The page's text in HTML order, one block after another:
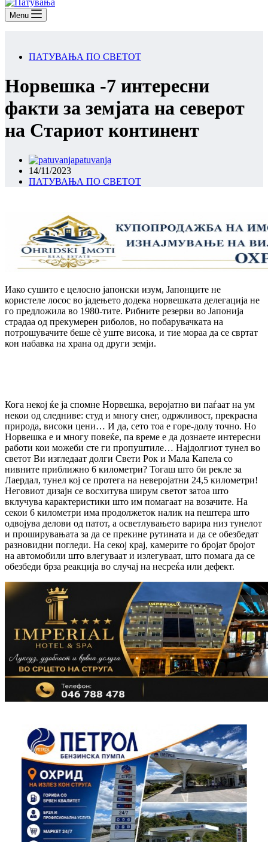
Menu
ПАТУВАЊА ПО СВЕТОТ
Норвешка -7 интересни
факти за земјата на северот
на Стариот континент
patuvanja
14/11/2023
ПАТУВАЊА ПО СВЕТОТ
Иако сушито е целосно јапонски изум, Јапонците не
користеле лосос во јадењето додека норвешката делегација не
го предложила во 1980-тите. Рибните резерви во Јапонија
страдаа од прекумерен риболов, но побарувачката на
потрошувачите беше сè уште висока, и тие мораа да се свртат
кон набавка на храна од други земји.
Кога некој ќе ја спомне Норвешка, веројатно ви паѓаат на ум
некои од следниве: студ и многу снег, одржливост, прекрасна
природа, високи цени… И да, сето тоа е горе-долу точно. Но
Норвешка е и многу повеќе, па време е да дознаете интересни
работи кои можеби сте ги пропуштиле… Најдолгиот тунел во
светот Ви изгледаат долги Свети Рок и Мала Капела со
нивните приближно 6 километри? Тогаш што би рекле за
Лаердал, тунел кој се протега на неверојатни 24,5 километри!
Неговиот дизајн се восхитува ширум светот затоа што
вклучува карактеристики што им помагаат на возачите. На
секои 6 километри има продолжеток налик на пештера што
одвојува делови од патот, а осветлувањето варира низ тунелот
и проширувањата за да се прекине рутината и да се обезбедат
разновидни погледи. На секој крај, камерите го бројат бројот
на автомобили што влегуваат и излегуваат, што помага да се
обезбеди брза реакција во случај на несреќа или дефект.